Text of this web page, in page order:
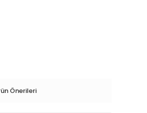
Önerileri